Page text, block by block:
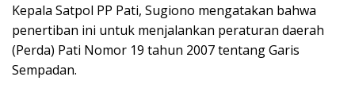
Kepala Satpol PP Pati, Sugiono mengatakan bahwa
penertiban ini untuk menjalankan peraturan daerah
(Perda) Pati Nomor 19 tahun 2007 tentang Garis
Sempadan.